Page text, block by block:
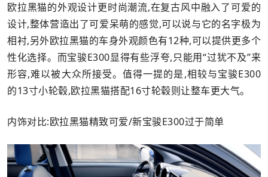
欧拉黑猫的外观设计更时尚潮流,在复古风中融入了可爱的
设计,整体营造出了可爱呆萌的感觉,可以说与它的名字极为
相衬,另外欧拉黑猫的车身外观颜色有12种,可以提供更多个
性化选择。而宝骏E300显得有些浮夸,只能用“过犹不及”来
形容,难以被大众所接受。值得一提的是,相较与宝骏E300
的13寸小轮毂,欧拉黑猫搭配16寸轮毂则让整车更大气。
内饰对比:欧拉黑猫精致可爱/新宝骏E300过于简单